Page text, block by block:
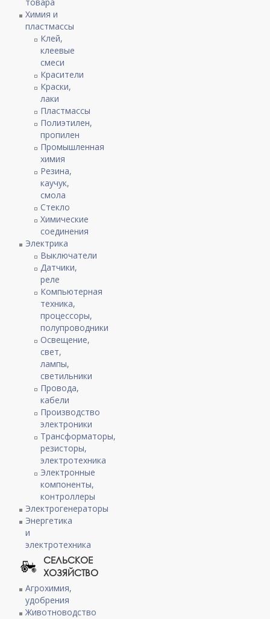
Химия и
пластмассы
Клей,
клеевые
смеси
Красители
Краски,
лаки
Пластмассы
Полиэтилен,
пропилен
Промышленная
химия
Резина,
каучук,
смола
Стекло
Химические
соединения
Электрика
Выключатели
Датчики,
реле
Компьютерная
техника,
процессоры,
полупроводники
Освещение,
свет,
лампы,
светильники
Провода,
кабели
Производство
электроники
Трансформаторы,
резисторы,
электротехника
Электронные
компоненты,
контроллеры
Электрогенераторы
Энергетика
и
электротехника
СЕЛЬСКОЕ
ХОЗЯЙСТВО
Агрохимия,
удобрения
Животноводство